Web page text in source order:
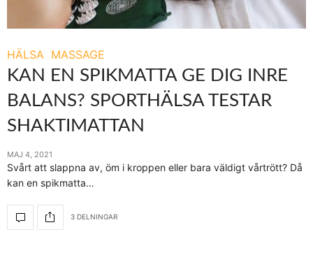
HÄLSA MASSAGE
KAN EN SPIKMATTA GE DIG INRE
BALANS? SPORTHÄLSA TESTAR
SHAKTIMATTAN
MAJ 4, 2021
Svårt att slappna av, öm i kroppen eller bara väldigt vårtrött? Då
kan en spikmatta…
3 DELNINGAR